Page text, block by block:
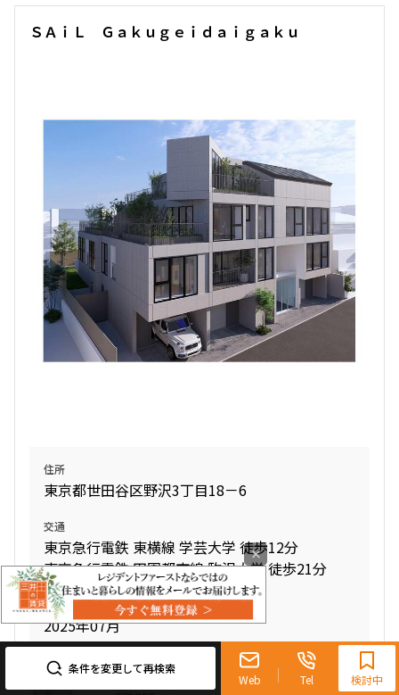
条件を変更して再検索
Web Tel
0120-321-719
9:30~18:00（水曜定休）
検討中
ＳＡｉＬ Ｇａｋｕｇｅｉｄａｉｇａｋｕ
住所
東京都世田谷区野沢3丁目18－6
交通
東京急行電鉄 東横線 学芸大学 徒歩12分
東京急行電鉄 田園都市線 駒沢大学 徒歩21分
竣工日
2025年07月
×